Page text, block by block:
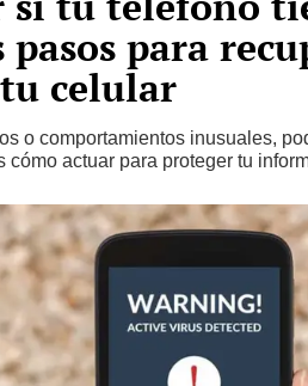
pasos para
celular
o comportamientos inusuales,
cómo actuar para proteger tu